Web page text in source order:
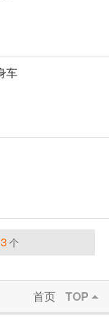
车
个
首页
TOP